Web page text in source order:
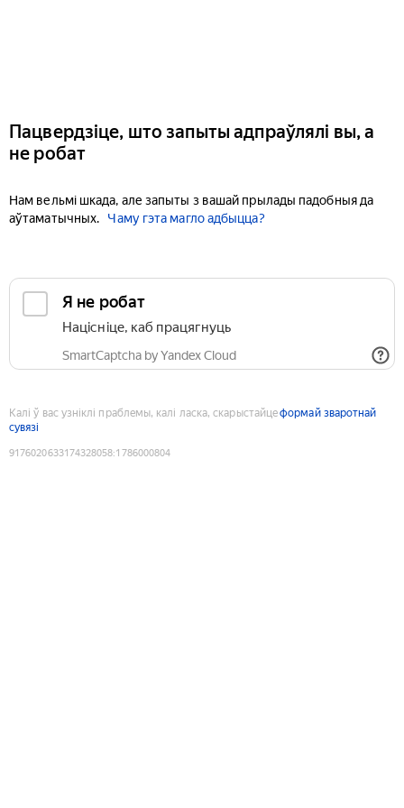
Пацвердзіце, што запыты адпраўлялі вы, а
не робат
Нам вельмі шкада, але запыты з вашай прылады падобныя да
аўтаматычных.
Чаму гэта магло адбыцца?
Я не робат
Націсніце, каб працягнуць
SmartCaptcha by Yandex Cloud
Калі ў вас узніклі праблемы, калі ласка, скарыстайцеформай зваротнай
сувязі
9176020633174328058:1786000804